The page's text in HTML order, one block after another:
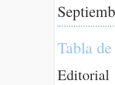
Tabla
Editorial